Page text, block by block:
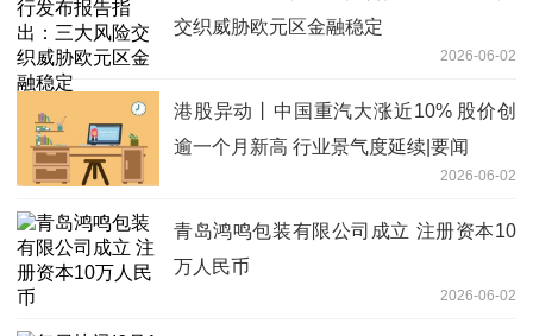
交织威胁欧元区金融稳定
2026-06-02
港股异动丨中国重汽大涨近10% 股价创
逾一个月新高 行业景气度延续|要闻
2026-06-02
青岛鸿鸣包装有限公司成立 注册资本10
万人民币
2026-06-02